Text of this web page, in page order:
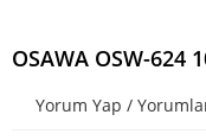
OSAWA OSW-624
Yorum Yap /